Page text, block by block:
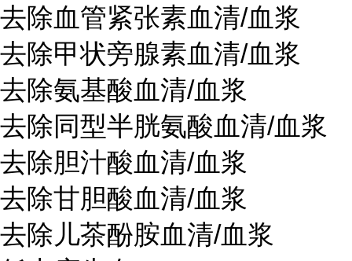
去除血管紧张素血清/血浆
去除甲状旁腺素血清/血浆
去除氨基酸血清/血浆
去除同型半胱氨酸血清/血浆
去除胆汁酸血清/血浆
去除甘胆酸血清/血浆
去除儿茶酚胺血清/血浆